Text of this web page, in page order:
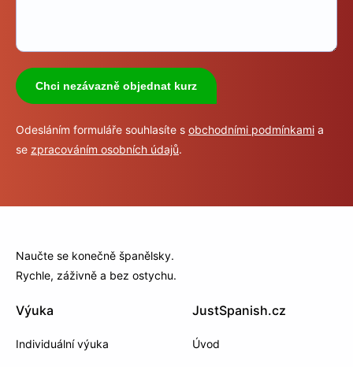
Chci nezávazně objednat kurz
Odesláním formuláře souhlasíte s obchodními podmínkami a
se zpracováním osobních údajů.
Naučte se konečně španělsky.
Rychle, záživně a bez ostychu.
Výuka
Individuální výuka
JustSpanish.cz
Úvod